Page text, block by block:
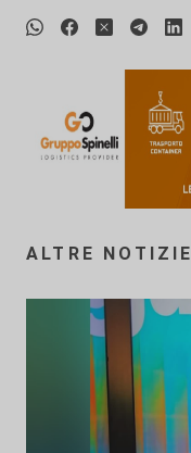
ALTRE NOTIZIE